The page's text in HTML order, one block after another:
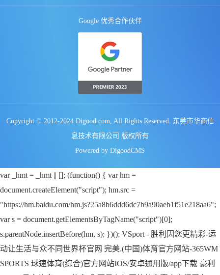
Google 优秀合作伙伴
Copyright © 2012-2024 Digood.com, All Rights Reserved. 东莞市华商信
息技术有限公司 版权所有
Powered by DigoodCMS
var _hmt = _hmt || []; (function() { var hm =
document.createElement("script"); hm.src =
"https://hm.baidu.com/hm.js?25a8b6ddd6dc7b9a90aeb1f51e218aa6";
var s = document.getElementsByTagName("script")[0];
s.parentNode.insertBefore(hm, s); })(); VSport - 胜利因您更精彩-运
动让生活与众不同世界杯官网 完美.(中国)体育官方网站-365WM
SPORTS 球速体育(综合)官方网站IOS/安卓通用版/app下载 豪利